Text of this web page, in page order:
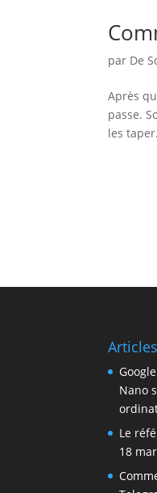
par De
Après
passe.
les
Nano
Le
18